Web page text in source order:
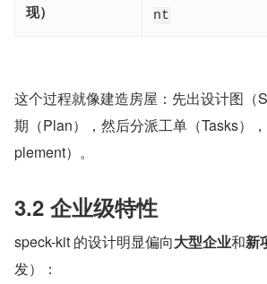
现）
nt
这个过程就像建造房屋：先出设计图（
期（Plan），然后分派工单（Tasks）
plement）。
3.2 企业级特性
speck-kit 的设计明显偏向大型企业和新
发）：